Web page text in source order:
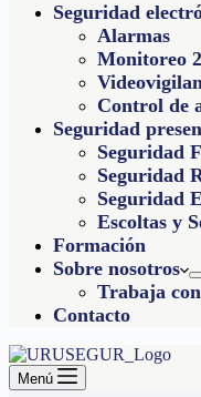
Seguridad
Alarmas
Monitoreo
Control de
Seguridad
Seguridad
Seguridad
Seguridad
Escoltas y
Formación
Sobre nosotros
Trabaja
Contacto
Menú